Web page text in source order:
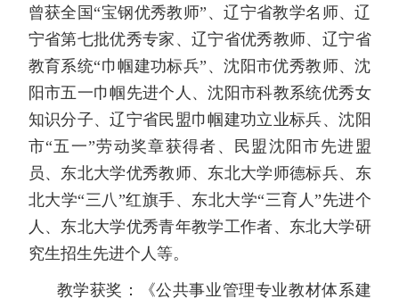
曾获全国“宝钢优秀教师”、辽宁省教学名师、辽
宁省第七批优秀专家、辽宁省优秀教师、辽宁省
教育系统“巾帼建功标兵”、沈阳市优秀教师、沈
阳市五一巾帼先进个人、沈阳市科教系统优秀女
知识分子、辽宁省民盟巾帼建功立业标兵、沈阳
市“五一”劳动奖章获得者、民盟沈阳市先进盟
员、东北大学优秀教师、东北大学师德标兵、东
北大学“三八”红旗手、东北大学“三育人”先进个
人、东北大学优秀青年教学工作者、东北大学研
究生招生先进个人等。
教学获奖：《公共事业管理专业教材体系建